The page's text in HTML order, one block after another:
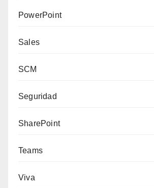
PowerPoint
Sales
SCM
Seguridad
SharePoint
Teams
Viva